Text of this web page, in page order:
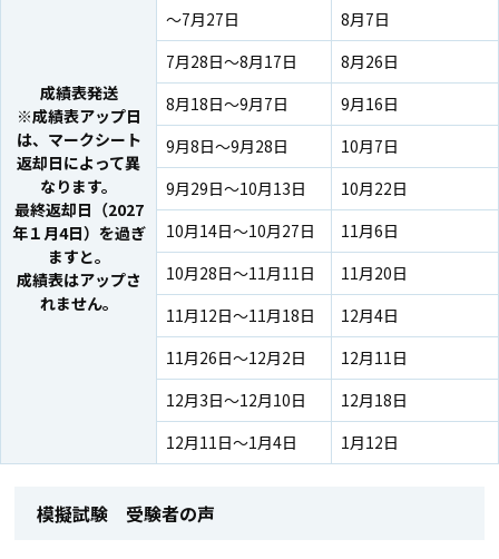
成績表発送
※成績表アップ日
は、マークシート
返却日によって異
なります。
最終返却日（2027
年１月4日）を過ぎ
ますと。
成績表はアップさ
れません。
～7月27日
8月7日
7月28日～8月17日
8月26日
8月18日～9月7日
9月16日
9月8日～9月28日
10月7日
9月29日～10月13日
10月22日
10月14日～10月27日
11月6日
10月28日～11月11日
11月20日
11月12日～11月18日
12月4日
11月26日～12月2日
12月11日
12月3日～12月10日
12月18日
12月11日～1月4日
1月12日
模擬試験 受験者の声